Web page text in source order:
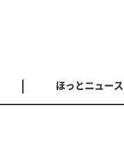
ほっとニュース